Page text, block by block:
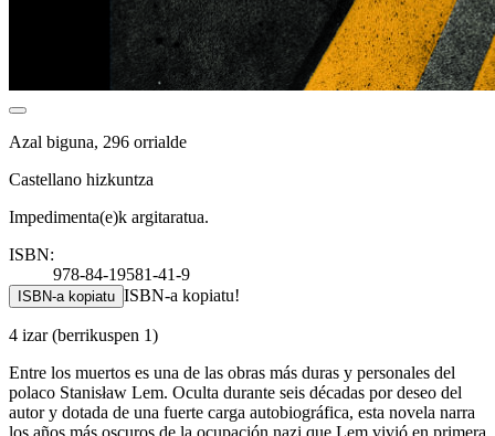
Azal biguna, 296 orrialde
Castellano hizkuntza
Impedimenta(e)k argitaratua.
ISBN:
978-84-19581-41-9
ISBN-a kopiatu ISBN-a kopiatu!
4 izar(berrikuspen 1)
Entre los muertos es una de las obras más duras y personales del
polaco Stanisław Lem. Oculta durante seis décadas por deseo del
autor y dotada de una fuerte carga autobiográfica, esta novela narra
los años más oscuros de la ocupación nazi que Lem vivió en primera